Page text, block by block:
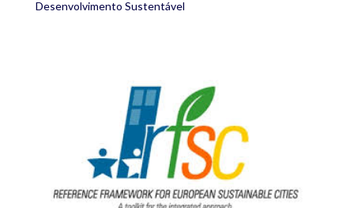
Desenvolvimento Sustentável